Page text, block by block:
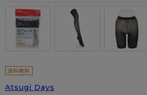
- 着圧ストッキング
- パンティ部レスストッキング
タイツ
- 無地タイツ
- 柄タイツ
- ブラトップ
ショーツ
- レギュラーショーツ
- サニタリーショーツ
- ガードル・補正ショーツ
ルームウェア・パジャマ
アクティブ・スポーツ
- スポーツブラ
- スポーツトップス
- スポーツボトムス
Tバック・ビキニ
肌着・インナー
ルームウェア・パジャマ
ハイソックス
スクールソックス
スポーツブラ
ショーツ
レギュラーショーツ
サニタリーショーツ
ボクサー
スゴスト
フェイクタイツ
hotto comfort
Atsugi COLORS
BT
私に似合う、ストッキング選び
タイツの選び方
ご利用ガイド
はじめての方へ
よくある質問（FAQ）
サイズ表
お支払い方法について
Atsugi Days